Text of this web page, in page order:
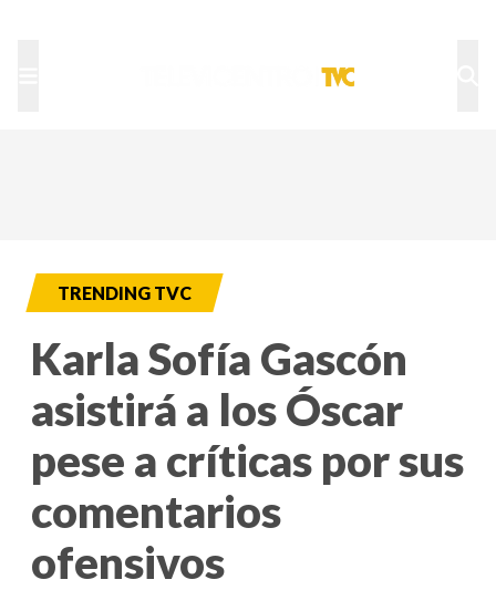
TRENDING TVC
Karla Sofía Gascón
asistirá a los Óscar
pese a críticas por sus
comentarios
ofensivos